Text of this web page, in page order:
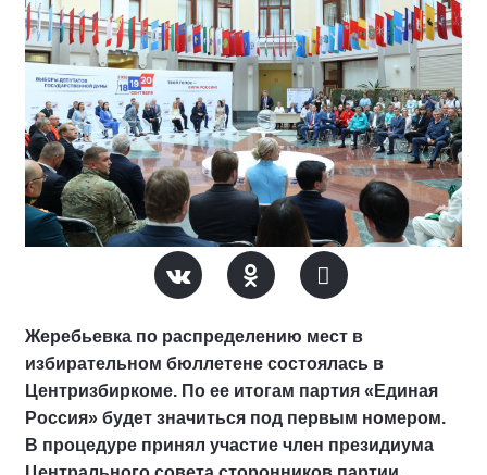
Жеребьевка по распределению мест в
избирательном бюллетене состоялась в
Центризбиркоме. По ее итогам партия «Единая
Россия» будет значиться под первым номером.
В процедуре принял участие член президиума